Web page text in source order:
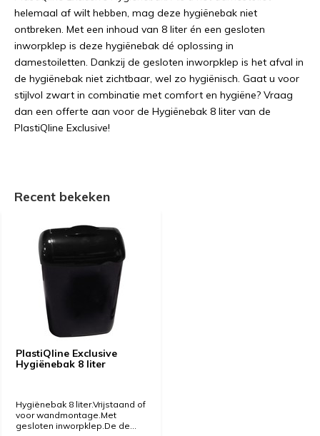
helemaal af wilt hebben, mag deze hygiënebak niet
ontbreken. Met een inhoud van 8 liter én een gesloten
inworpklep is deze hygiënebak dé oplossing in
damestoiletten. Dankzij de gesloten inworpklep is het afval in
de hygiënebak niet zichtbaar, wel zo hygiënisch. Gaat u voor
stijlvol zwart in combinatie met comfort en hygiëne? Vraag
dan een offerte aan voor de Hygiënebak 8 liter van de
PlastiQline Exclusive!
Recent bekeken
PlastiQline Exclusive
Hygiënebak 8 liter
Hygiënebak 8 liter.Vrijstaand of
voor wandmontage.Met
gesloten inworpklep.De de...